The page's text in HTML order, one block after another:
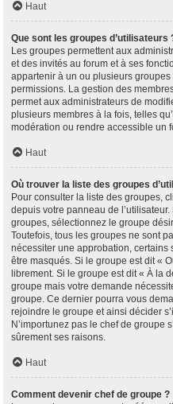
Haut
Que sont les groupes d’utilisateurs
Les groupes permettent aux
et des invités au forum et à ses
appartenir à un ou plusieurs
permissions. La gestion des
permet aux administrateurs de
plusieurs membres à la fois, telles
modération ou rendre accessible un
Haut
Où trouver la liste des groupes
Pour consulter la liste des groupes,
depuis votre panneau de
groupes, sélectionnez le groupe
Toutefois, tous les groupes ne sont
nécessiter une approbation, certains
être masqués. Si le groupe est dit «
librement. Si le groupe est dit « À la
groupe mais votre demande
groupe. Ce dernier pourra vous
rejoindre le groupe et ainsi décider
N’importunez pas le chef de groupe
sûrement ses raisons.
Haut
Comment devenir chef de groupe ?